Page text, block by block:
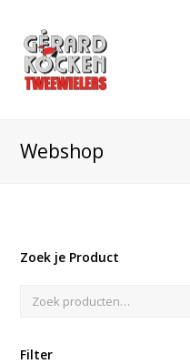
Webshop
Zoek je Product
Filter